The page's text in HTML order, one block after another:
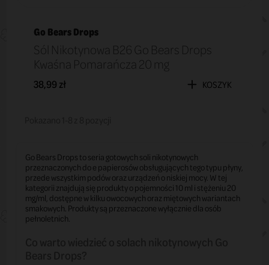
Go Bears Drops
Sól Nikotynowa B26 Go Bears Drops
Kwaśna Pomarańcza 20 mg
38,99 zł KOSZYK
Go Bears Drops to seria gotowych soli nikotynowych
przeznaczonych do e papierosów obsługujących tego typu płyny,
przede wszystkim podów oraz urządzeń o niskiej mocy. W tej
kategorii znajdują się produkty o pojemności 10 ml i stężeniu 20
mg/ml, dostępne w kilku owocowych oraz miętowych wariantach
smakowych. Produkty są przeznaczone wyłącznie dla osób
pełnoletnich.